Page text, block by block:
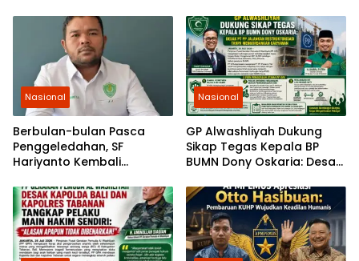
Febrie Ardiansyah
Musim Mas
Nasional
Berbulan-bulan Pasca
Penggeledahan, SF
Hariyanto Kembali
Tagih Kepastian dari KPK
Nasional
GP Alwashliyah Dukung
Sikap Tegas Kepala BP
BUMN Dony Oskaria: Desak
Restrukturisasi Tanpa
Mengorbankan Karyawan